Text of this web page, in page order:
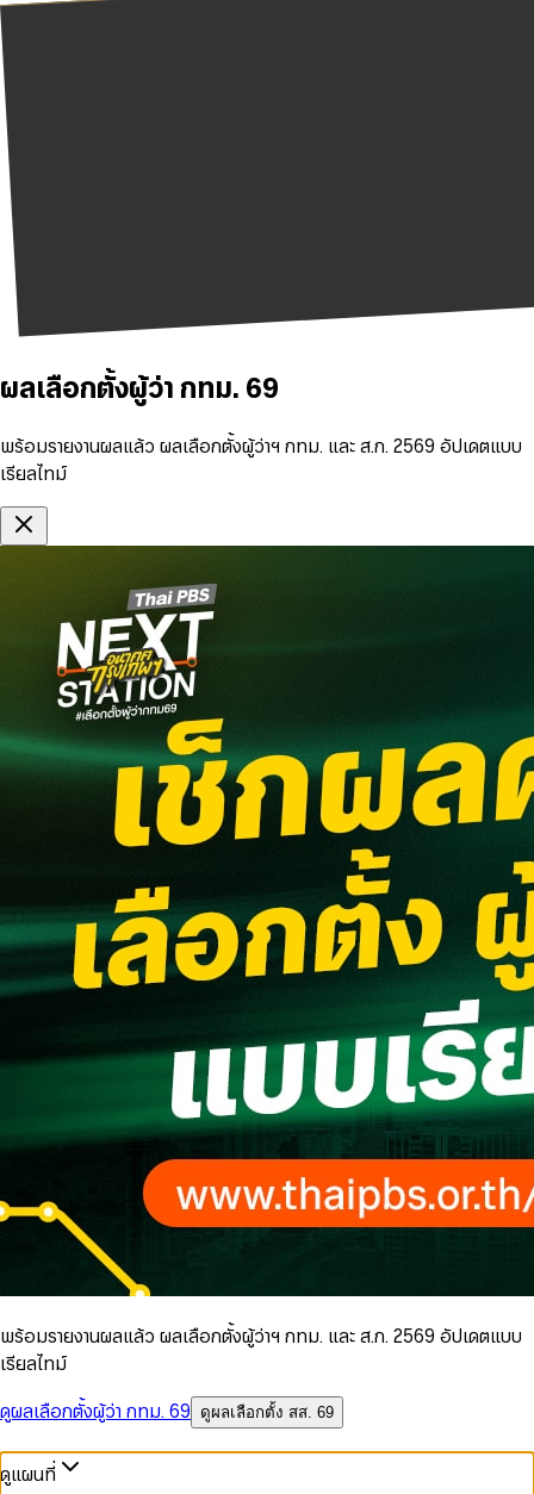
ผลเลือกตั้งผู้ว่า กทม. 69
พร้อมรายงานผลแล้ว ผลเลือกตั้งผู้ว่าฯ กทม. และ ส.ก. 2569 อัปเดตแบบ
เรียลไทม์
พร้อมรายงานผลแล้ว ผลเลือกตั้งผู้ว่าฯ กทม. และ ส.ก. 2569 อัปเดตแบบ
เรียลไทม์
ดูผลเลือกตั้งผู้ว่า กทม. 69
ดูผลเลือกตั้ง สส. 69
ดูแผนที่